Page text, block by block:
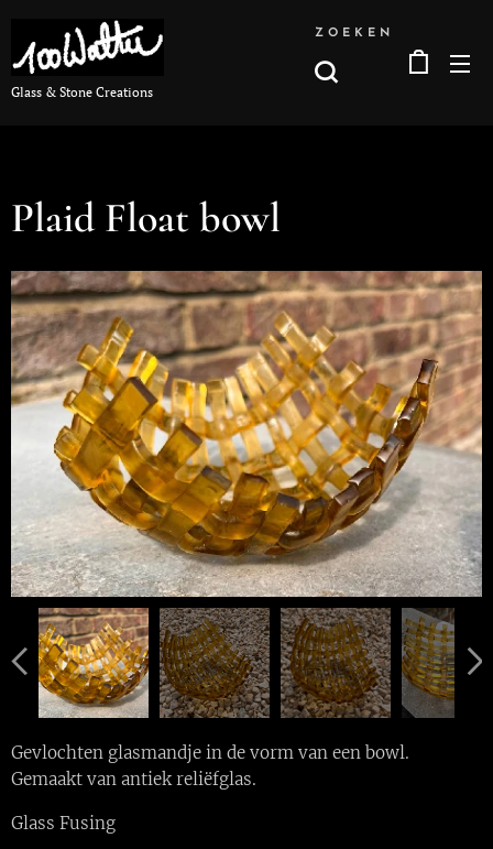
Glass & Stone Creations
ZOEKEN
Plaid Float bowl
Gevlochten glasmandje in de vorm van een bowl.
Gemaakt van antiek reliëfglas.
Glass Fusing